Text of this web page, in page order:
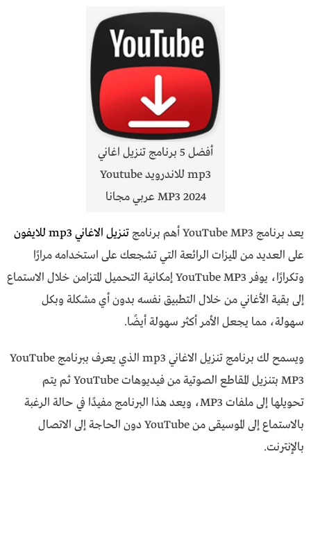
أفضل 5 برنامج تنزيل اغاني
mp3 للاندرويد Youtube
MP3 2024 عربي مجانا
يعد برنامج YouTube MP3 أهم برنامج
تنزيل الاغاني mp3 للايفون
على العديد من الميزات الرائعة التي تشجعك على استخدامه مرارًا
وتكرارًا، يوفر YouTube MP3 إمكانية التحميل المتزامن خلال الاستماع
إلى بقية الأغاني من خلال التطبيق نفسه بدون أي مشكلة وبكل
سهولة، مما يجعل الأمر أكثر سهولة أيضًا.
ويسمح لك برنامج تنزيل الاغاني mp3 الذي يعرف ببرنامج YouTube
MP3 بتنزيل المقاطع الصوتية من فيديوهات YouTube ثم يتم
تحويلها إلى ملفات MP3، ويعد هذا البرنامج مفيدًا في حالة الرغبة
بالاستماع إلى الموسيقى من YouTube دون الحاجة إلى الاتصال
بالإنترنت.